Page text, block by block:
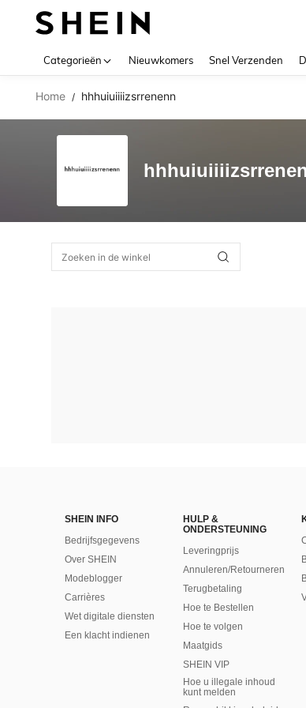
Categorieën Nieuwkomers Snel Verzenden
Home / hhhuiuiiiizsrrenenn
SHEIN INFO
Bedrijfsgegevens
Over SHEIN
Modeblogger
Carrières
Wet digitale diensten
Een klacht indienen
HULP &
ONDERSTEUNING
Leveringprijs
Annuleren/Retourneren
Terugbetaling
Hoe te Bestellen
Hoe te volgen
Maatgids
SHEIN VIP
Hoe u illegale inhoud
kunt melden